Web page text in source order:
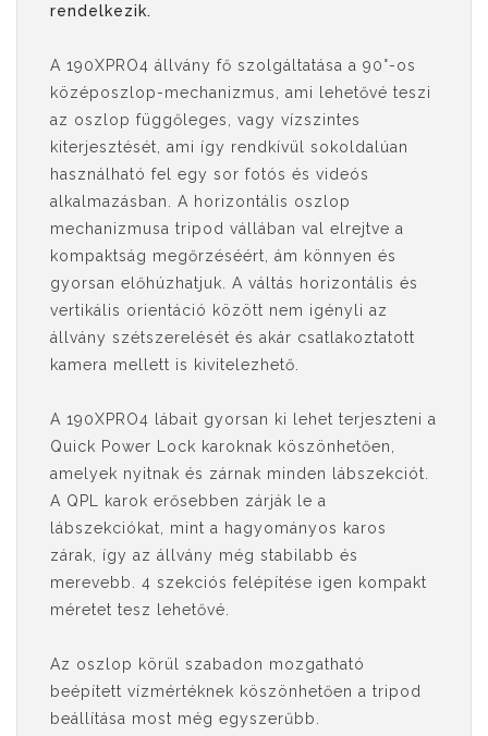
rendelkezik.
A 190XPRO4 állvány fő szolgáltatása a 90°-os
középoszlop-mechanizmus, ami lehetővé teszi
az oszlop függőleges, vagy vízszintes
kiterjesztését, ami így rendkívül sokoldalúan
használható fel egy sor fotós és videós
alkalmazásban. A horizontális oszlop
mechanizmusa tripod vállában val elrejtve a
kompaktság megőrzéséért, ám könnyen és
gyorsan előhúzhatjuk. A váltás horizontális és
vertikális orientáció között nem igényli az
állvány szétszerelését és akár csatlakoztatott
kamera mellett is kivitelezhető.
A 190XPRO4 lábait gyorsan ki lehet terjeszteni a
Quick Power Lock karoknak köszönhetően,
amelyek nyitnak és zárnak minden lábszekciót.
A QPL karok erősebben zárják le a
lábszekciókat, mint a hagyományos karos
zárak, így az állvány még stabilabb és
merevebb. 4 szekciós felépítése igen kompakt
méretet tesz lehetővé.
Az oszlop körül szabadon mozgatható
beépített vízmértéknek köszönhetően a tripod
beállítása most még egyszerűbb.